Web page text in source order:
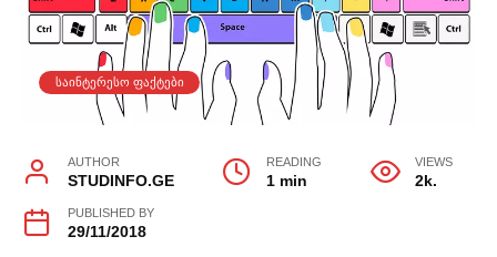
ᲡᲐᲘᲜᲢᲔᲠᲔᲡᲝ ᲤᲐᲥᲢᲔᲑᲘ
AUTHOR
STUDINFO.GE
READING
1 min
VIEWS
2k.
PUBLISHED BY
29/11/2018